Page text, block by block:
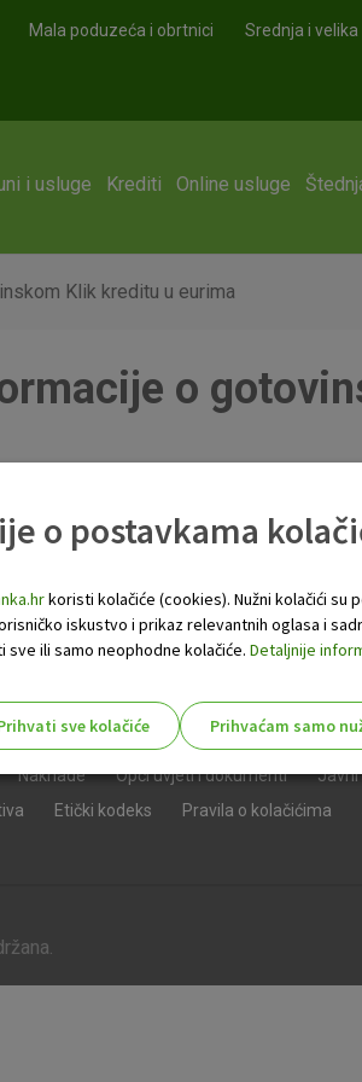
Mala poduzeća i obrtnici Srednja i
i usluge Krediti Online usluge
Klik kreditu u eurima
o
Klik kreditu.pdf
Naknade Opći uvjeti i dokumenti Javni
Etički kodeks Pravila o kolačićima
o postavkama
koristi kolačiće (cookies). Nužni kolačići
iskustvo i prikaz relevantnih oglasa i
sve ili samo neophodne kolačiće. Detaljnije
sve kolačiće Prihvaćam samo